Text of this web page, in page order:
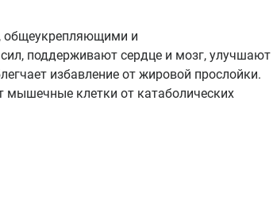
общеукрепляющими и
поддерживают сердце и мозг, улучшают
избавление от жировой прослойки.
клетки от катаболических